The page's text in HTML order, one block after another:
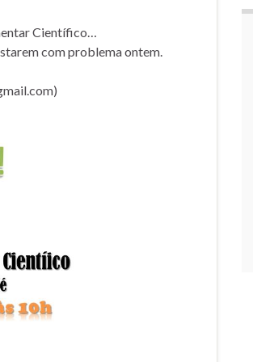
Científico…
com problema ontem.